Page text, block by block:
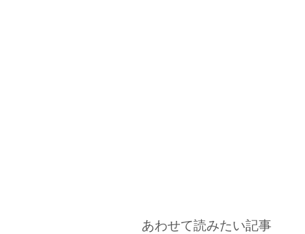
あわせて読みたい記事